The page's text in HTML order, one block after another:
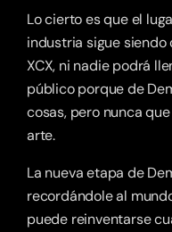
Lo cierto es que el
industria sigue
XCX, ni nadie podrá
público porque de
cosas, pero nunca
arte.
La nueva etapa de
recordándole al
puede reinventarse